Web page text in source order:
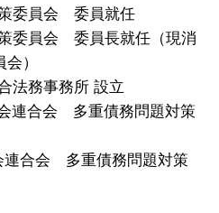
電話 無料相談 中
電話 無料相談 名
委員会 委員就任
委員会 委員長就任（現消
）
法務事務所 設立
連合会 多重債務問題対策
連合会 多重債務問題対策